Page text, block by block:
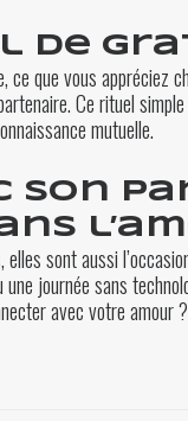
de
ce que vous
Ce rituel
mutuelle.
son
sont aussi
journée sans
avec votre amour ?